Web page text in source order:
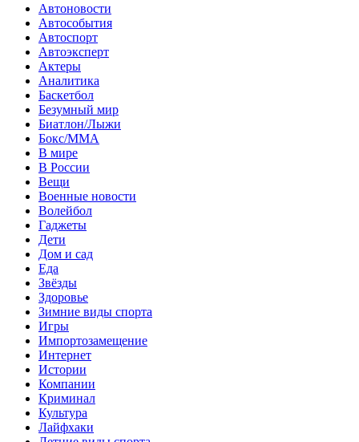
Автоновости
Автособытия
Автоспорт
Автоэксперт
Актеры
Аналитика
Баскетбол
Безумный мир
Биатлон/Лыжи
Бокс/MMA
В мире
В России
Вещи
Военные новости
Волейбол
Гаджеты
Дети
Дом и сад
Еда
Звёзды
Здоровье
Зимние виды спорта
Игры
Импортозамещение
Интернет
Истории
Компании
Криминал
Культура
Лайфхаки